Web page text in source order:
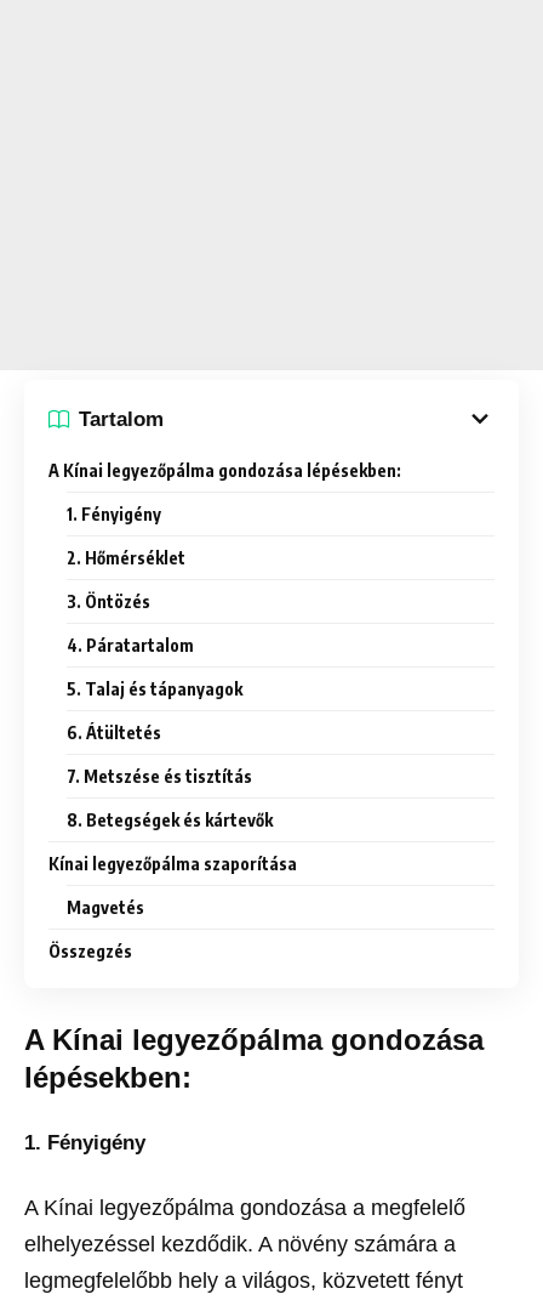
Tartalom
A Kínai legyezőpálma gondozása lépésekben:
1. Fényigény
2. Hőmérséklet
3. Öntözés
4. Páratartalom
5. Talaj és tápanyagok
6. Átültetés
7. Metszése és tisztítás
8. Betegségek és kártevők
Kínai legyezőpálma szaporítása
Magvetés
Összegzés
A Kínai legyezőpálma gondozása
lépésekben:
1. Fényigény
A Kínai legyezőpálma gondozása a megfelelő
elhelyezéssel kezdődik. A növény számára a
legmegfelelőbb hely a világos, közvetett fényt